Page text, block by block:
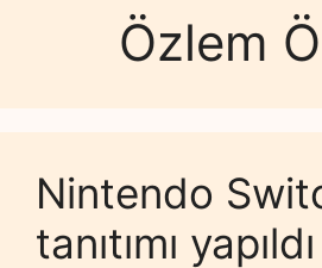
Özlem
Nintendo
tanıtımı yapıldı